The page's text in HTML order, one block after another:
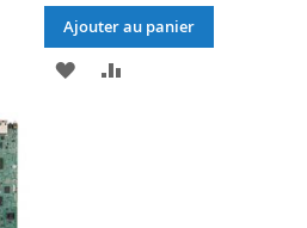
Ajouter au panier
AJOUTER